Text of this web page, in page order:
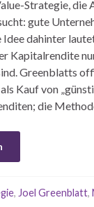
Strategie, die
gute
Idee dahinter
Kapitalrendite
Greenblatts
Kauf von
die
, Joel Greenblatt,